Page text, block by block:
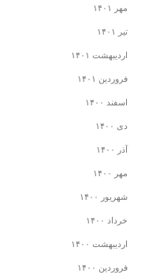
مهر ۱۴۰۱
تیر ۱۴۰۱
اردیبهشت ۱۴۰۱
فروردین ۱۴۰۱
اسفند ۱۴۰۰
دی ۱۴۰۰
آذر ۱۴۰۰
مهر ۱۴۰۰
شهریور ۱۴۰۰
خرداد ۱۴۰۰
اردیبهشت ۱۴۰۰
فروردین ۱۴۰۰